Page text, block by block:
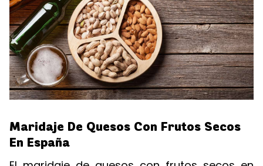
Maridaje De Quesos Con Frutos Secos
En España